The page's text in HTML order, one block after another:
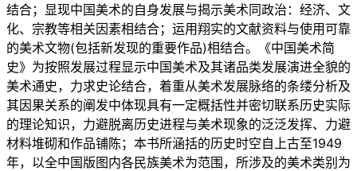
结合；显现中国美术的自身发展与揭示美术同政治：经济、文
化、宗教等相关因素相结合；运用翔实的文献资料与使用可靠
的美术文物(包括新发现的重要作品)相结合。《中国美术简
史》为按照发展过程显示中国美术及其诸品类发展演进全貌的
美术通史，力求史论结合，着重从美术发展脉络的条缕分析及
其因果关系的阐发中体现具有一定概括性并密切联系历史实际
的理论知识，力避脱离历史进程与美术现象的泛泛发挥、力避
材料堆砌和作品铺陈；本书所涵括的历史时空自上古至1949
年，以全中国版图内各民族美术为范围，所涉及的美术类别为